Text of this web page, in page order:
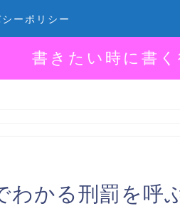
ーポリシー
書きたい時に書
わかる刑罰を呼